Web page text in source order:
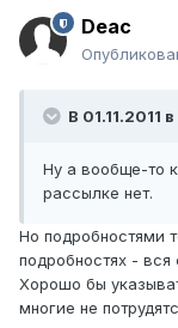
Deac
В 01.11.2011
Ну а вообще-то
рассылке нет.
Но подробностями
подробностях - вся
Хорошо бы
многие не